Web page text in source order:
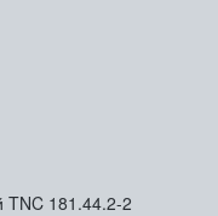
TNC 181.44.2-2